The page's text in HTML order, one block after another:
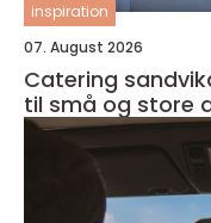
inspiration
07. August 2026
Catering
til små og store